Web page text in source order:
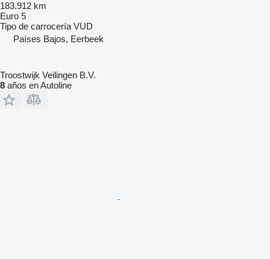
183.912 km
Euro 5
Tipo de carrocería VUD
Países Bajos, Eerbeek
Troostwijk Veilingen B.V.
8 años en Autoline